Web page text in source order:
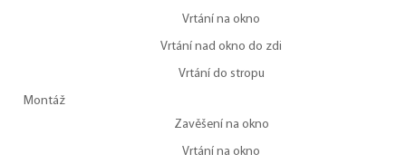
Vrtání na okno
Vrtání nad okno do zdi
Vrtání do stropu
Montáž
Zavěšení na okno
Vrtání na okno